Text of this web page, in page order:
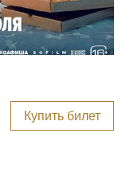
Купить билет